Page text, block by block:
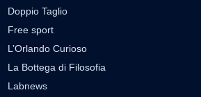
Doppio Taglio
Free sport
L’Orlando Curioso
La Bottega di Filosofia
Labnews